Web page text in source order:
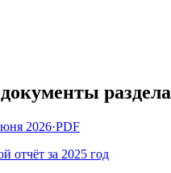
раздела
2026·PDF
отчёт за 2025 год